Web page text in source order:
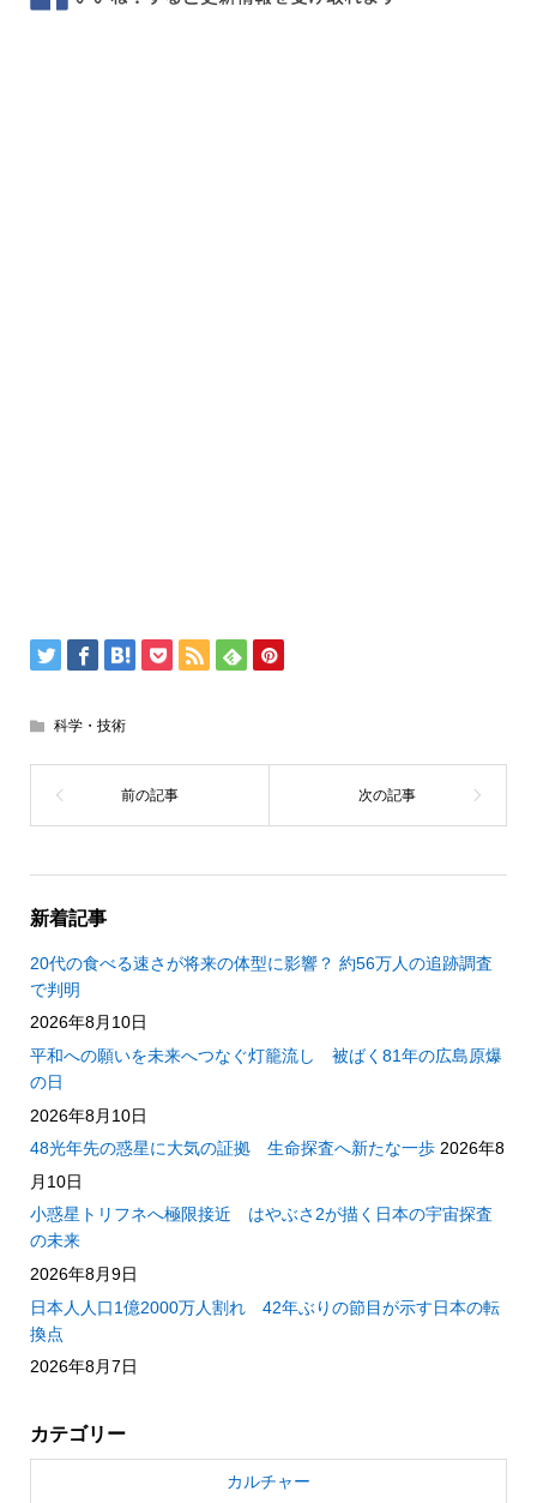
科学・技術
新着記事
20代の食べる速さが将来の体型に影響？ 約56万人の追跡調査
で判明
2026年8月10日
平和への願いを未来へつなぐ灯籠流し 被ばく81年の広島原爆
の日
2026年8月10日
48光年先の惑星に大気の証拠 生命探査へ新たな一歩 2026年8
月10日
小惑星トリフネへ極限接近 はやぶさ2が描く日本の宇宙探査
の未来
2026年8月9日
日本人人口1億2000万人割れ 42年ぶりの節目が示す日本の転
換点
2026年8月7日
カテゴリー
カルチャー